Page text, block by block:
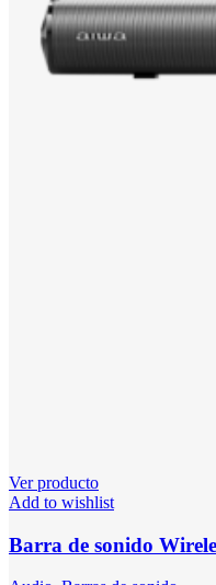
Ver producto
Add to wishlist
Barra de sonido